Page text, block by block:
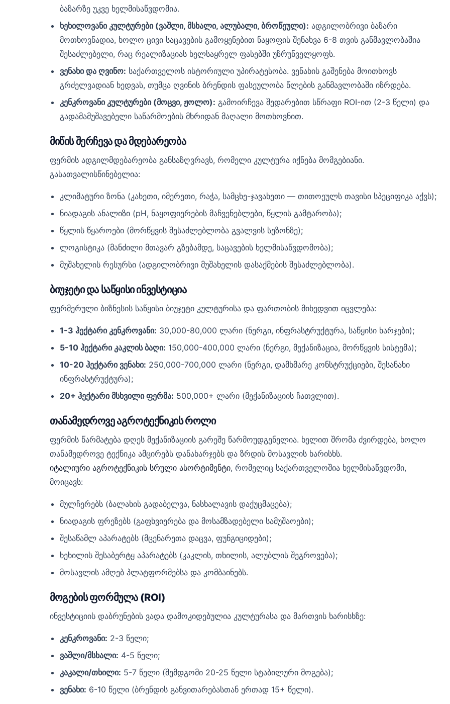
ბაზარზე უკვე ხელმისაწვდომია.
ხეხილოვანი კულტურები (ვაშლი, მსხალი, ალუბალი, ბროწეული): ადგილობრივი ბაზარი
მოთხოვნადია, ხოლო ცივი საცავების გამოყენებით ნაყოფის შენახვა 6-8 თვის განმავლობაშია
შესაძლებელი, რაც რეალიზაციას ხელსაყრელ ფასებში უზრუნველყოფს.
ვენახი და ღვინო: საქართველოს ისტორიული უპირატესობა. ვენახის გაშენება მოითხოვს
გრძელვადიან ხედვას, თუმცა ღვინის ბრენდის ფასეულობა წლების განმავლობაში იზრდება.
კენკროვანი კულტურები (მოცვი, ჟოლო): გამოირჩევა შედარებით სწრაფი ROI-ით (2-3 წელი) და
გადამამუშავებელი საწარმოების მხრიდან მაღალი მოთხოვნით.
მიწის შერჩევა და მდებარეობა
ფერმის ადგილმდებარეობა განსაზღვრავს, რომელი კულტურა იქნება მომგებიანი.
გასათვალისწინებელია:
კლიმატური ზონა (კახეთი, იმერეთი, რაჭა, სამცხე-ჯავახეთი — თითოეულს თავისი სპეციფიკა აქვს);
ნიადაგის ანალიზი (pH, ნაყოფიერების მაჩვენებლები, წყლის გამტარობა);
წყლის წყაროები (მორწყვის შესაძლებლობა გვალვის სეზონზე);
ლოგისტიკა (მანძილი მთავარ გზებამდე, საცავების ხელმისაწვდომობა);
მუშახელის რესურსი (ადგილობრივი მუშახელის დასაქმების შესაძლებლობა).
ბიუჯეტი და საწყისი ინვესტიცია
ფერმერული ბიზნესის საწყისი ბიუჯეტი კულტურისა და ფართობის მიხედვით იცვლება:
1-3 ჰექტარი კენკროვანი: 30,000-80,000 ლარი (ნერგი, ინფრასტრუქტურა, საწყისი ხარჯები);
5-10 ჰექტარი კაკლის ბაღი: 150,000-400,000 ლარი (ნერგი, მექანიზაცია, მორწყვის სისტემა);
10-20 ჰექტარი ვენახი: 250,000-700,000 ლარი (ნერგი, დამხმარე კონსტრუქციები, შესანახი
ინფრასტრუქტურა);
20+ ჰექტარი მსხვილი ფერმა: 500,000+ ლარი (მექანიზაციის ჩათვლით).
თანამედროვე აგროტექნიკის როლი
ფერმის წარმატება დღეს მექანიზაციის გარეშე წარმოუდგენელია. ხელით შრომა ძვირდება, ხოლო
თანამედროვე ტექნიკა ამცირებს დანახარჯებს და ზრდის მოსავლის ხარისხს.
იტალიური აგროტექნიკის სრული ასორტიმენტი, რომელიც საქართველოშია ხელმისაწვდომი,
მოიცავს:
მულჩერებს (ბალახის გადაბელვა, ნასხალავის დაქუცმაცება);
ნიადაგის ფრეზებს (გაფხვიერება და მოსამზადებელი სამუშაოები);
შესაწამლ აპარატებს (მცენარეთა დაცვა, ფუნგიციდები);
ხეხილის შესაბერტყ აპარატებს (კაკლის, თხილის, ალუბლის შეგროვება);
მოსავლის ამღებ პლატფორმებსა და კომბაინებს.
მოგების ფორმულა (ROI)
ინვესტიციის დაბრუნების ვადა დამოკიდებულია კულტურასა და მართვის ხარისხზე:
კენკროვანი: 2-3 წელი;
ვაშლი/მსხალი: 4-5 წელი;
კაკალი/თხილი: 5-7 წელი (შემდგომი 20-25 წელი სტაბილური მოგება);
ვენახი: 6-10 წელი (ბრენდის განვითარებასთან ერთად 15+ წელი).